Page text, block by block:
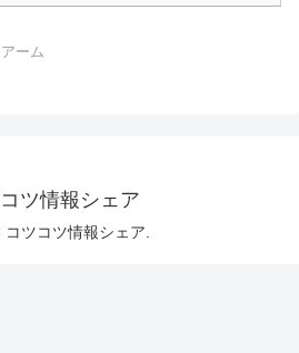
ーム
ツ情報シェア
ツコツ情報シェア.